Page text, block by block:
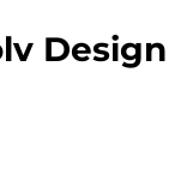
Design